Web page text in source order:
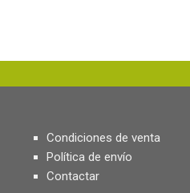
Condiciones de venta
Política de envío
Contactar